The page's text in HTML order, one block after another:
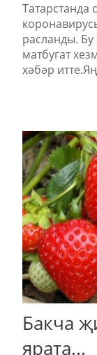
Татарстанда
расланды. Бу
матбугат
хәбәр
Бакча
ярата...